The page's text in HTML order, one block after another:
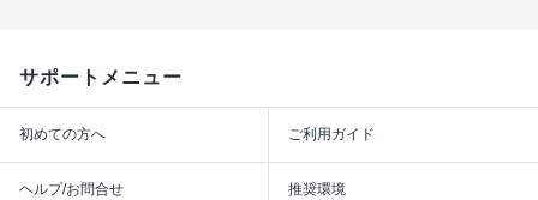
サポートメニュー
初めての方へ ご利用ガイド
ヘルプ/お問合せ 推奨環境